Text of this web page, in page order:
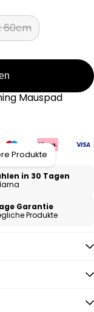
60cm
Mauspad
Produkte
in 30 Tagen
Garantie
Produkte